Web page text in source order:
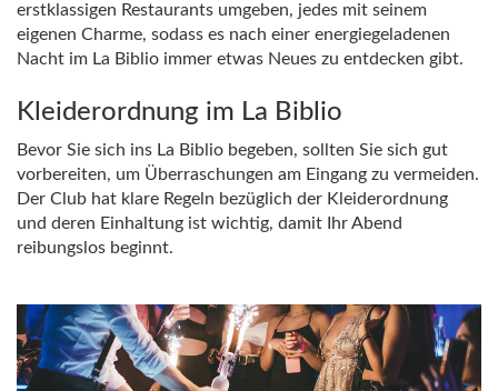
erstklassigen Restaurants umgeben, jedes mit seinem
eigenen Charme, sodass es nach einer energiegeladenen
Nacht im La Biblio immer etwas Neues zu entdecken gibt.
Kleiderordnung im La Biblio
Bevor Sie sich ins La Biblio begeben, sollten Sie sich gut
vorbereiten, um Überraschungen am Eingang zu vermeiden.
Der Club hat klare Regeln bezüglich der Kleiderordnung
und deren Einhaltung ist wichtig, damit Ihr Abend
reibungslos beginnt.